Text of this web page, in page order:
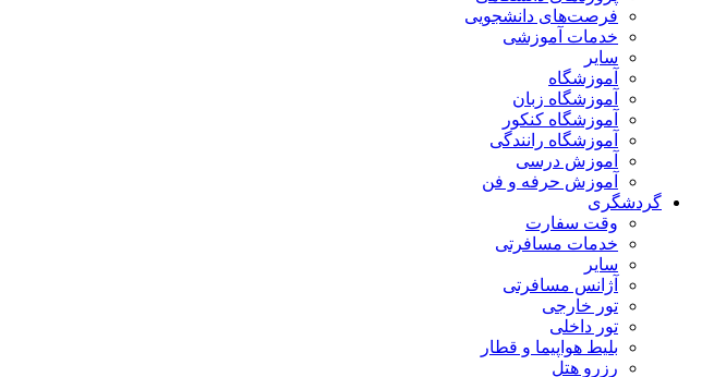
فرصت‌های دانشجویی
خدمات آموزشی
سایر
آموزشگاه
آموزشگاه زبان
آموزشگاه کنکور
آموزشگاه رانندگی
آموزش درسی
آموزش حرفه و فن
گردشگری
وقت سفارت
خدمات مسافرتی
سایر
آژانس مسافرتی
تور خارجی
تور داخلی
بلیط هواپیما و قطار
رزرو هتل